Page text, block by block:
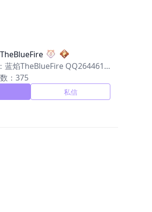
蓝焰TheBlueFire QQ2644618
欢迎骚扰
：375
私信